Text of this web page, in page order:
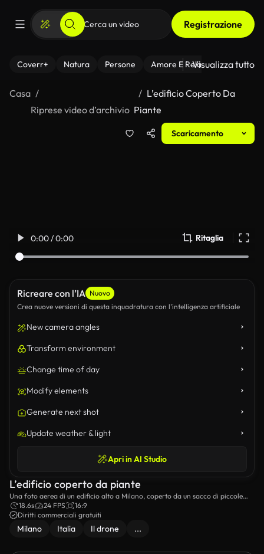
Registrazione
Coverr+ Natura Persone Amore E Relazioni Il
Visualizza tutto
Casa
Riprese video d’archivio
L’edificio Coperto Da
Piante
Scaricamento
0:00 / 0:00 Ritaglia
Ricreare con l’IA Nuovo
Crea nuove versioni di questa inquadratura con l’intelligenza artificiale
New camera angles
Transform environment
Change time of day
Modify elements
Generate next shot
Update weather & light
Apri in AI Studio
L’edificio coperto da piante
Una foto aerea di un edificio alto a Milano, coperto da un sacco di piccole
piante.
18.6s 24 FPS
16:9
Diritti commerciali gratuiti
Milano Italia Il drone ...